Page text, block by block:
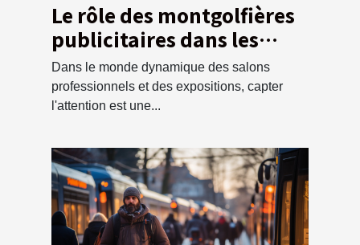
Le rôle des montgolfières
publicitaires dans les
salons professionnels et
les expositions
Dans le monde dynamique des salons
professionnels et des expositions, capter
l'attention est une...